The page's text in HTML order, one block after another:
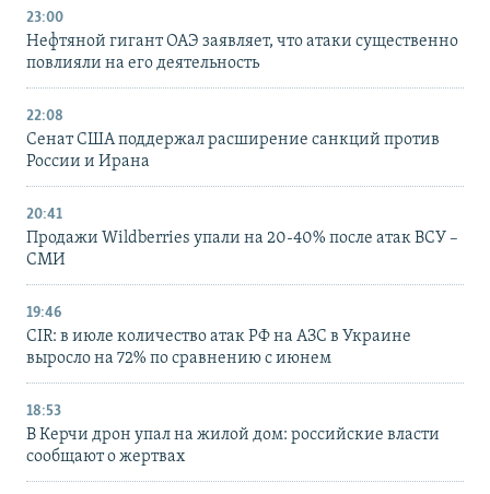
23:00
Нефтяной гигант ОАЭ заявляет, что атаки существенно
повлияли на его деятельность
22:08
Сенат США поддержал расширение санкций против
России и Ирана
20:41
Продажи Wildberries упали на 20-40% после атак ВСУ –
СМИ
19:46
CIR: в июле количество атак РФ на АЗС в Украине
выросло на 72% по сравнению с июнем
18:53
В Керчи дрон упал на жилой дом: российские власти
сообщают о жертвах